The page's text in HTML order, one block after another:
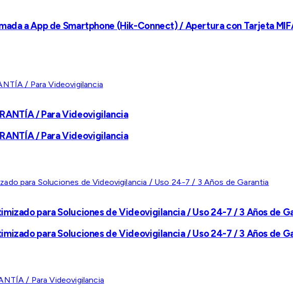
a App de Smartphone (Hik-Connect) / Apertura con Tarjeta
/ Para Videovigilancia
/ Para Videovigilancia
para Soluciones de Videovigilancia / Uso 24-7 / 3 Años de
para Soluciones de Videovigilancia / Uso 24-7 / 3 Años de